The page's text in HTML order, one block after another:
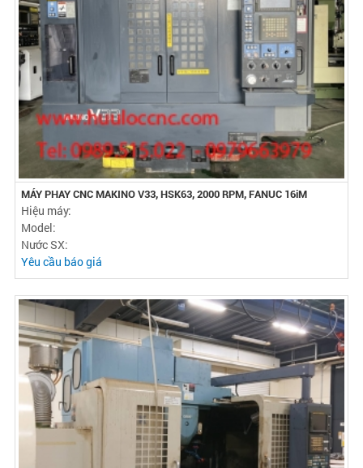
MÁY PHAY CNC MAKINO V33, HSK63, 2000 RPM, FANUC 16iM
Hiệu máy:
Model:
Nước SX:
Yêu cầu báo giá